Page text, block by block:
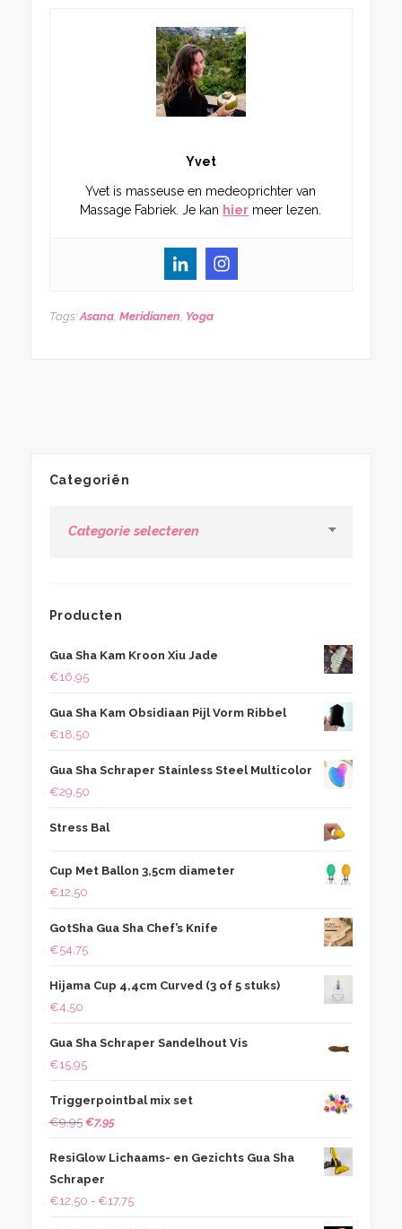
Yvet
Yvet is masseuse en medeoprichter van
Massage Fabriek. Je kan hier meer lezen.
Tags: Asana, Meridianen Yoga
Categoriën
Producten
Gua Sha Kam Kroon Xiu Jade
€16,95
Gua Sha Kam Obsidiaan Pijl Vorm Ribbel
€18,50
Gua Sha Schraper Stainless Steel Multicolor
€29,50
Stress Bal
Cup Met Ballon 3,5cm diameter
€12,50
GotSha Gua Sha Chef’s Knife
€54,75
Hijama Cup 4,4cm Curved (3 of 5 stuks)
€4,50
Gua Sha Schraper Sandelhout Vis
€15,95
Triggerpointbal mix set
€9,95 Oorspronkelijke
was:
€9,95.
€7,95Huidige
is:
ResiGlow Lichaams- en Gezichts Gua Sha
Schraper
€12,50 - €17,75Prijsklasse: